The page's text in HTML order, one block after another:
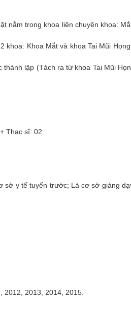
nằm trong khoa liên chuyên khoa:
khoa: Khoa Mắt và khoa Tai Mũi
lập (Tách ra từ khoa Tai Mũi
sĩ: 02
sở y tế tuyến trước; Là cơ sở giảng
2013, 2014, 2015.